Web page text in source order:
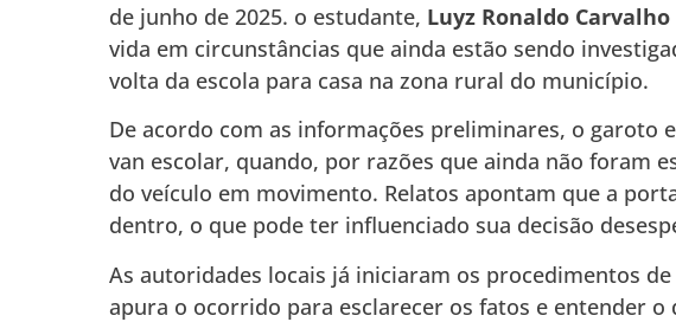
de junho de 2025. o estudante, Luyz Ronaldo
vida em circunstâncias que ainda estão sendo
volta da escola para casa na zona rural do município.
De acordo com as informações preliminares, o garoto
van escolar, quando, por razões que ainda não foram
do veículo em movimento. Relatos apontam que a
dentro, o que pode ter influenciado sua decisão
As autoridades locais já iniciaram os procedimentos
apura o ocorrido para esclarecer os fatos e entender